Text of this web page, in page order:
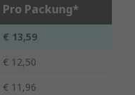
Pro Packung*
€ 13,59
€ 12,50
€ 11,96